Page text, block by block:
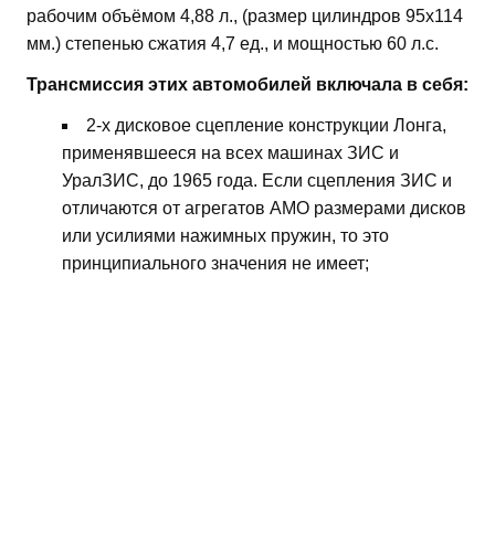
рабочим объёмом 4,88 л., (размер цилиндров 95х114
мм.) степенью сжатия 4,7 ед., и мощностью 60 л.с.
Трансмиссия этих автомобилей включала в себя:
2-х дисковое сцепление конструкции Лонга,
применявшееся на всех машинах ЗИС и
УралЗИС, до 1965 года. Если сцепления ЗИС и
отличаются от агрегатов АМО размерами дисков
или усилиями нажимных пружин, то это
принципиального значения не имеет;